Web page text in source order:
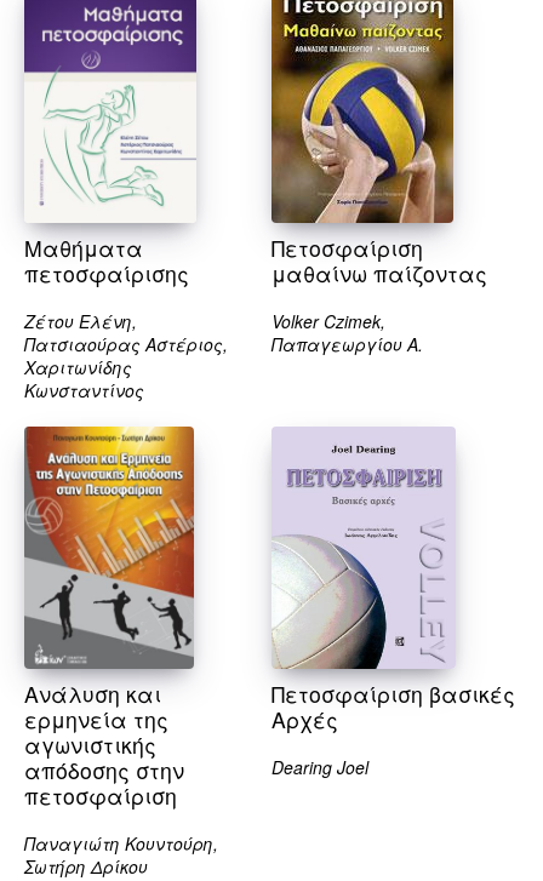
Μαθήματα
πετοσφαίρισης
Ζέτου Ελένη,
Πατσιαούρας Αστέριος,
Χαριτωνίδης
Κωνσταντίνος
Πετοσφαίριση
μαθαίνω παίζοντας
Volker Czimek,
Παπαγεωργίου Α.
Ανάλυση και
ερμηνεία της
αγωνιστικής
απόδοσης στην
πετοσφαίριση
Παναγιώτη Κουντούρη,
Σωτήρη Δρίκου
Πετοσφαίριση βασικές
Αρχές
Dearing Joel